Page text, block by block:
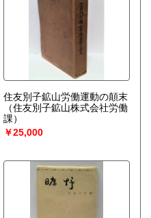
住友別子鉱山労働運動の顛末
（住友別子鉱山株式会社労働
課）
￥25,000